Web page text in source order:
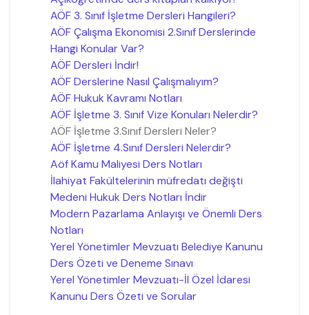
AÖF 3. Sınıf İşletme Dersleri Hangileri?
AÖF Çalışma Ekonomisi 2.Sınıf Derslerinde
Hangi Konular Var?
AÖF Dersleri İndir!
AÖF Derslerine Nasıl Çalışmalıyım?
AÖF Hukuk Kavramı Notları
AÖF İşletme 3. Sınıf Vize Konuları Nelerdir?
AÖF İşletme 3.Sınıf Dersleri Neler?
AÖF İşletme 4.Sınıf Dersleri Nelerdir?
Aöf Kamu Maliyesi Ders Notları
İlahiyat Fakültelerinin müfredatı değişti
Medeni Hukuk Ders Notları İndir
Modern Pazarlama Anlayışı ve Önemli Ders
Notları
Yerel Yönetimler Mevzuatı Belediye Kanunu
Ders Özeti ve Deneme Sınavı
Yerel Yönetimler Mevzuatı-İl Özel İdaresi
Kanunu Ders Özeti ve Sorular